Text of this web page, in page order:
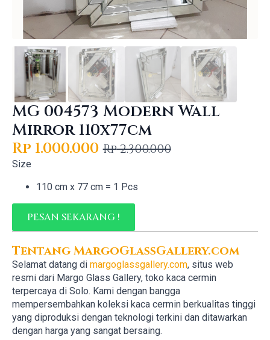
MG 004573 Modern Wall
Mirror 110x77cm
Rp2.300.000
Original
was:
Rp 2.300.000.
Rp 1.000.000
Current
is:
Rp 1.000.000.
Size
110 cm x 77 cm = 1 Pcs
PESAN SEKARANG !
Tentang MargoGlassGallery.com
Selamat datang di margoglassgallery.com, situs web
resmi dari Margo Glass Gallery, toko kaca cermin
terpercaya di Solo. Kami dengan bangga
mempersembahkan koleksi kaca cermin berkualitas tinggi
yang diproduksi dengan teknologi terkini dan ditawarkan
dengan harga yang sangat bersaing.